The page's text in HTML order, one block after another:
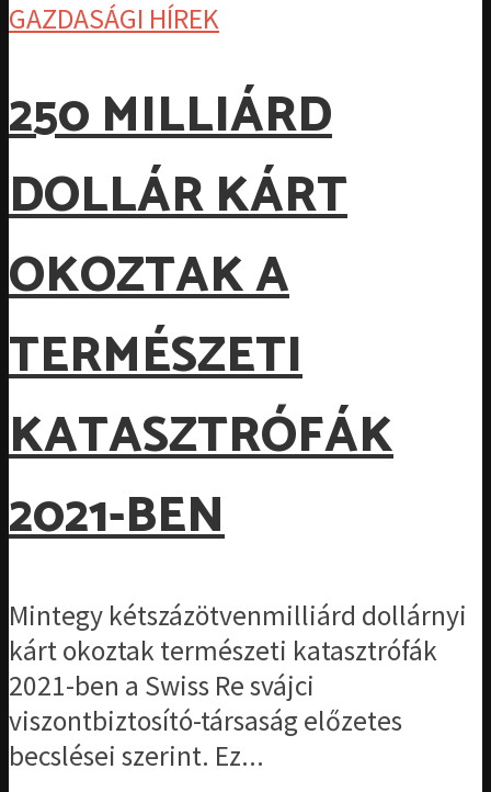
GAZDASÁGI HÍREK
250 MILLIÁRD
DOLLÁR KÁRT
OKOZTAK A
TERMÉSZETI
KATASZTRÓFÁK
2021-BEN
Mintegy kétszázötvenmilliárd dollárnyi
kárt okoztak természeti katasztrófák
2021-ben a Swiss Re svájci
viszontbiztosító-társaság előzetes
becslései szerint. Ez...